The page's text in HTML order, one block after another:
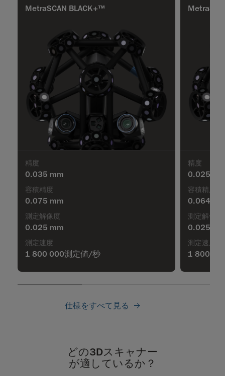
MetraSCAN BLACK+™
精度
0.035 mm
容積精度
0.075 mm
測定解像度
0.025 mm
測定速度
1 800 000測定値/秒
精度
0.025
容積精度
0.064
測定解像度
0.025
測定速度
1 800
仕様をすべて見る
どの3Dスキャナー
が適しているか？